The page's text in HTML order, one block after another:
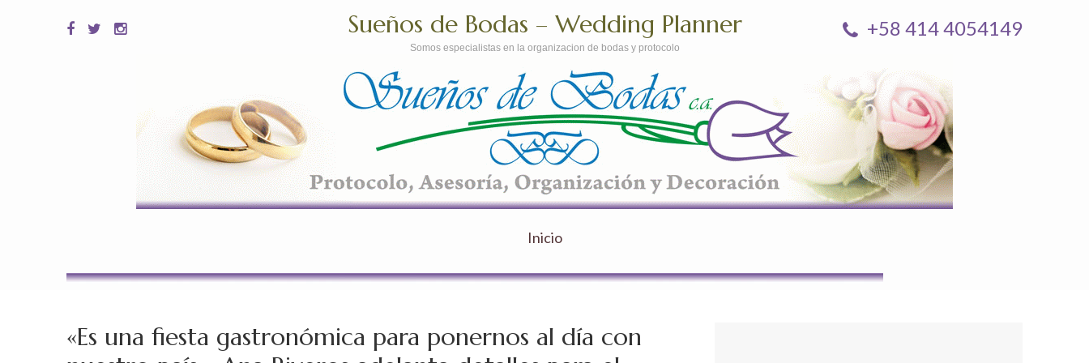
+58 414 4054149
Sueños de Bodas – Wedding Planner
Somos especialistas en la organizacion de bodas y protocolo
Inicio
«Es una fiesta gastronómica para ponernos al día con